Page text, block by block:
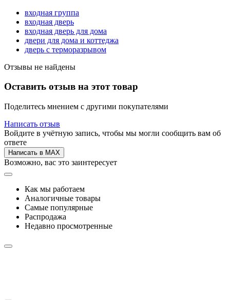
входная группа
входная дверь
входная дверь для дома
двери для дома и коттеджа
дверь с терморазрывом
Отзывы не найдены
Оставить отзыв на этот товар
Поделитесь мнением с другими покупателями
Написать отзыв
Войдите в учётную запись, чтобы мы могли сообщить вам об
ответе
Написать в MAX
Возможно, вас это заинтересует
Как мы работаем
Аналогичные товары
Самые популярные
Распродажа
Недавно просмотренные